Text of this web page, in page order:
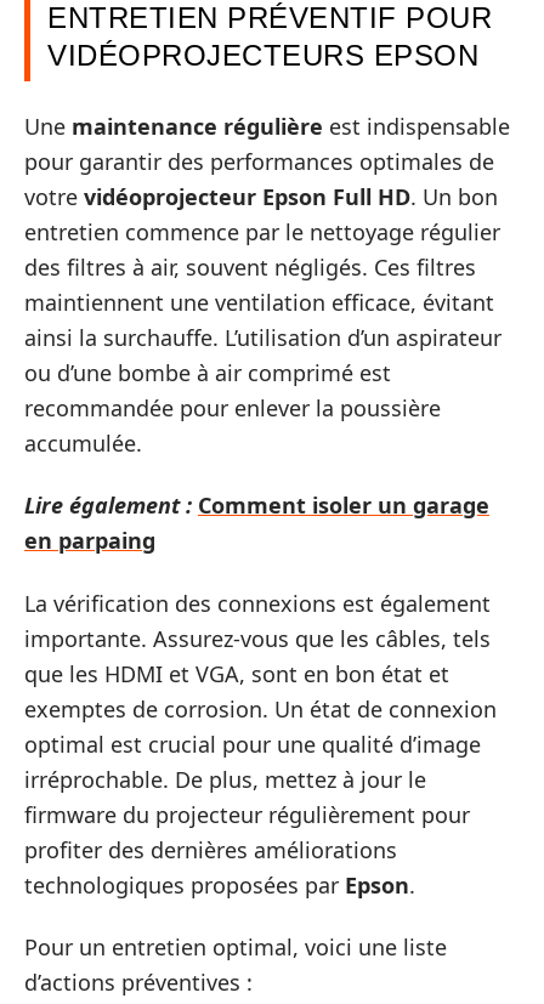
ENTRETIEN PRÉVENTIF POUR
VIDÉOPROJECTEURS EPSON
Une maintenance régulière est indispensable
pour garantir des performances optimales de
votre vidéoprojecteur Epson Full HD. Un bon
entretien commence par le nettoyage régulier
des filtres à air, souvent négligés. Ces filtres
maintiennent une ventilation efficace, évitant
ainsi la surchauffe. L’utilisation d’un aspirateur
ou d’une bombe à air comprimé est
recommandée pour enlever la poussière
accumulée.
Lire également : Comment isoler un garage
en parpaing
La vérification des connexions est également
importante. Assurez-vous que les câbles, tels
que les HDMI et VGA, sont en bon état et
exemptes de corrosion. Un état de connexion
optimal est crucial pour une qualité d’image
irréprochable. De plus, mettez à jour le
firmware du projecteur régulièrement pour
profiter des dernières améliorations
technologiques proposées par Epson.
Pour un entretien optimal, voici une liste
d’actions préventives :